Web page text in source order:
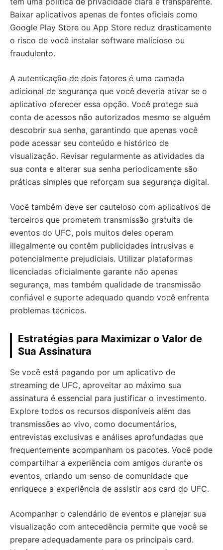
Baixar aplicativos apenas de fontes oficiais como
Google Play Store ou App Store reduz drasticamente
o risco de você instalar software malicioso ou
fraudulento.
A autenticação de dois fatores é uma camada
adicional de segurança que você deveria ativar se o
aplicativo oferecer essa opção. Você protege sua
conta de acessos não autorizados mesmo se alguém
descobrir sua senha, garantindo que apenas você
pode acessar seu conteúdo e histórico de
visualização. Revisar regularmente as atividades da
sua conta e alterar sua senha periodicamente são
práticas simples que reforçam sua segurança digital.
Você também deve ser cauteloso com aplicativos de
terceiros que prometem transmissão gratuita de
eventos do UFC, pois muitos deles operam
illegalmente ou contêm publicidades intrusivas e
potencialmente prejudiciais. Utilizar plataformas
licenciadas oficialmente garante não apenas
segurança, mas também qualidade de transmissão
confiável e suporte adequado quando você enfrenta
problemas técnicos.
Estratégias para Maximizar o Valor de
Sua Assinatura
Se você está pagando por um aplicativo de
streaming de UFC, aproveitar ao máximo sua
assinatura é essencial para justificar o investimento.
Explore todos os recursos disponíveis além das
transmissões ao vivo, como documentários,
entrevistas exclusivas e análises aprofundadas que
frequentemente acompanham os pacotes. Você pode
compartilhar a experiência com amigos durante os
eventos, criando um senso de comunidade que
enriquece a experiência de assistir aos card do UFC.
Acompanhar o calendário de eventos e planejar sua
visualização com antecedência permite que você se
prepare adequadamente para os principais card.